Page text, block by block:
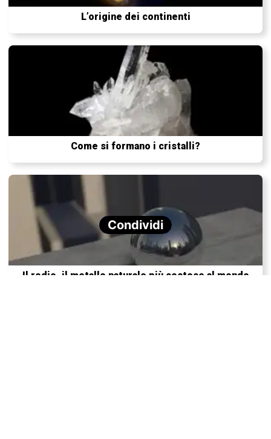
L’origine dei continenti
Come si formano i cristalli?
Il rodio, il metallo naturale più costoso al mondo
Condividi